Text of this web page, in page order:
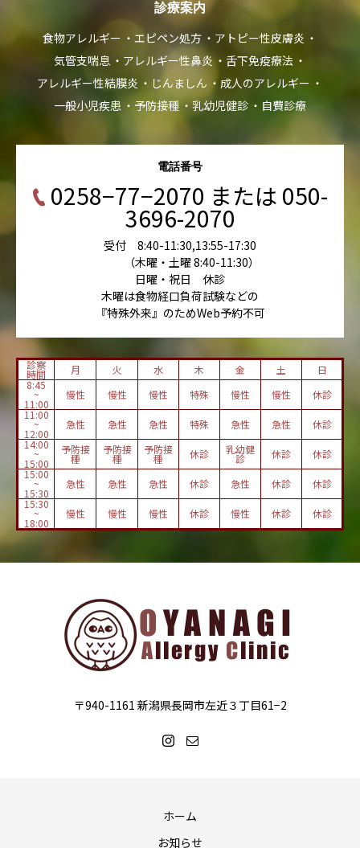
診療案内
食物アレルギー エピペン処方
アトピー性皮膚炎
気管支喘息
アレルギー性鼻炎
舌下免疫療法
アレルギー性結膜炎
じんましん
成人のアレルギー
一般小児疾患
予防接種 乳幼児健診 自費診療
電話番号
0258−77−2070 または 050-
3696-2070
受付 8:40-11:30,13:55-17:30
（木曜・土曜 8:40-11:30）
日曜・祝日 休診
木曜は食物経口負荷試験などの
『特殊外来』のためWeb予約不可
診察
時間 月 火 水 木 金 土
日
8:45
~
11:00
慢性 慢性 慢性 特殊 慢性 慢性
休診
11:00
~
12:00
急性 急性 急性 特殊 急性 急性
休診
14:00
~
15:00
予防接
種
予防接
種
予防接
種 休診 乳幼健
診 休診
休診
15:00
~
15:30
急性 急性 急性 休診 急性 休診
休診
15:30
~
18:00
慢性 慢性 慢性 休診 慢性 休診 休診
〒940-1161 新潟県長岡市左近３丁目61−2
ホーム
お知らせ